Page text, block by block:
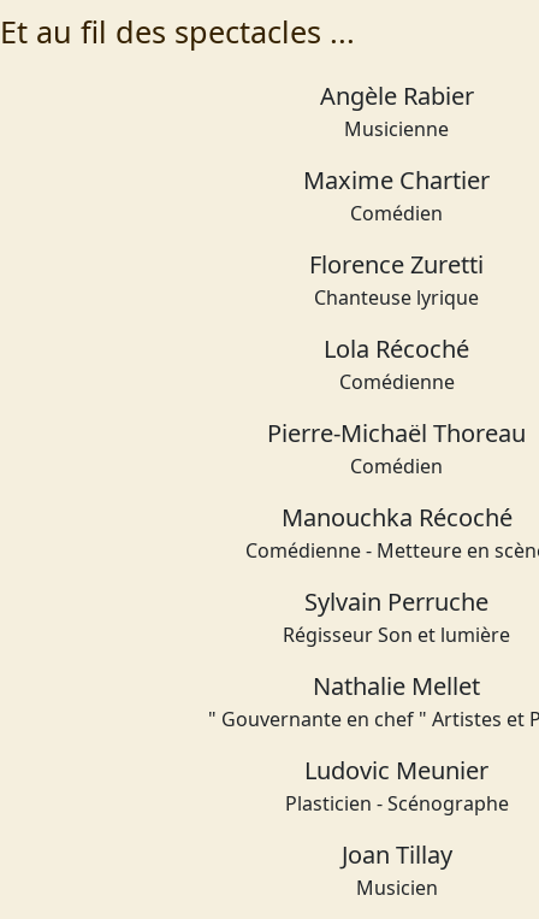
Et au fil des spectacles ...
Angèle Rabier
Musicienne
Maxime Chartier
Comédien
Florence Zuretti
Chanteuse lyrique
Lola Récoché
Comédienne
Pierre-Michaël Thoreau
Comédien
Manouchka Récoché
Comédienne - Metteure en
Sylvain Perruche
Régisseur Son et lumière
Nathalie Mellet
" Gouvernante en chef " Artistes et
Ludovic Meunier
Plasticien - Scénographe
Joan Tillay
Musicien